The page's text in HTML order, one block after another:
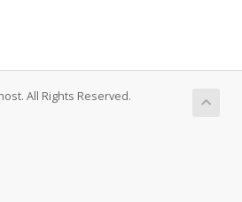
All Rights Reserved.